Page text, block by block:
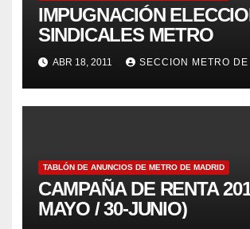
IMPUGNACIÓN
SINDICALES METRO
ABR 18, 2011 SECCION METRO
TABLÓN DE ANUNCIOS DE METRO DE MADRID
CAMPAÑA DE RENTA 2010 (3
MAYO / 30-JUNIO)